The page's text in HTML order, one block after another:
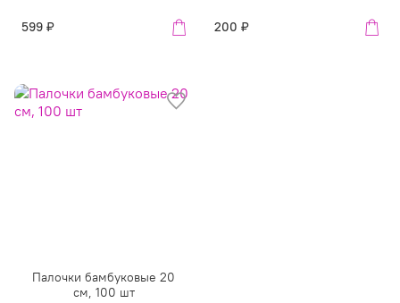
599 ₽ 200 ₽
Палочки бамбуковые 20
см, 100 шт